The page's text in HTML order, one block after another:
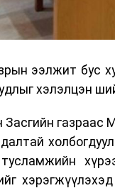
ээлжит бус
хэлэлцэн
газраас
тусламжийн